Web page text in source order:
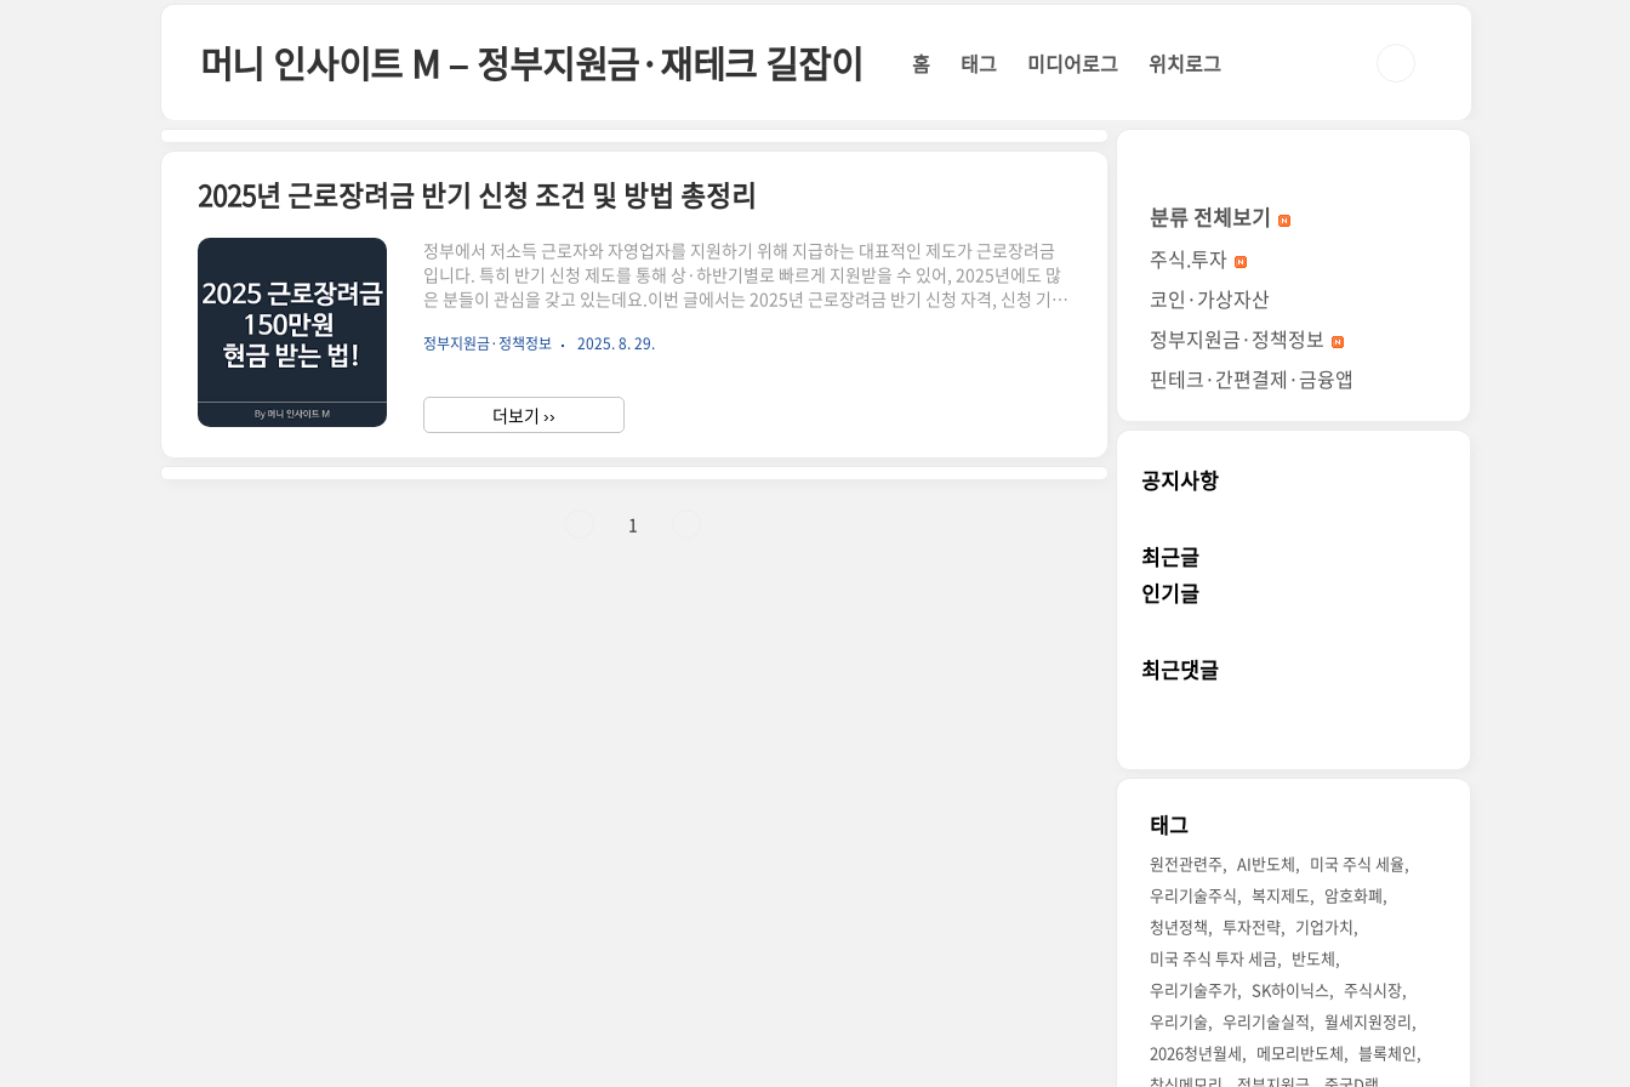
머니 인사이트 M – 정부지원금·재테크 길잡이 홈 태그 미디어로그 위치로그
2025년 근로장려금 반기 신청 조건 및 방법 총정리
정부에서 저소득 근로자와 자영업자를 지원하기 위해 지급하는 대표적인 제도가 근로장려금
입니다. 특히 반기 신청 제도를 통해 상·하반기별로 빠르게 지원받을 수 있어, 2025년에도 많
은 분들이 관심을 갖고 있는데요.이번 글에서는 2025년 근로장려금 반기 신청 자격, 신청 기
Earned Income Tax Credit)은 일정 소득 이하의 근로자, 사업자(자영업 포함), 종교인이 받
조기 수령할 수 있는 제도가 운영되고 있습니다.2025년 반기 신청 대상은?소득 요건: 단독 가
구 기준 연 소득 2,200만 원 이하재산 요건: 가구원 전..
정부지원금·정책정보 2025. 8. 29.
더보기 ››
1
분류 전체보기
주식.투자
코인·가상자산
정부지원금·정책정보
핀테크·간편결제·금융앱
공지사항
최근글
인기글
최근댓글
태그
원전관련주 AI반도체
미국 주식 세율
우리기술주식
복지제도
암호화폐
청년정책
투자전략
기업가치
미국 주식 투자 세금
반도체
우리기술주가
SK하이닉스
주식시장
우리기술
우리기술실적
월세지원정리
2026청년월세
메모리반도체
블록체인